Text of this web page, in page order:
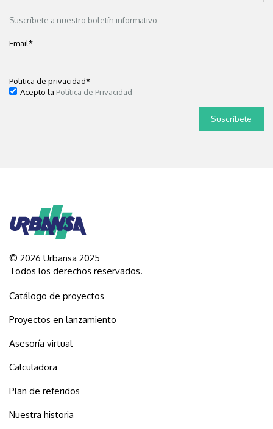
Suscríbete a nuestro boletín informativo
Email*
Politica de privacidad*
Acepto la Política de Privacidad
© 2026 Urbansa 2025
Todos los derechos reservados.
Catálogo de proyectos
Proyectos en lanzamiento
Asesoría virtual
Calculadora
Plan de referidos
Nuestra historia